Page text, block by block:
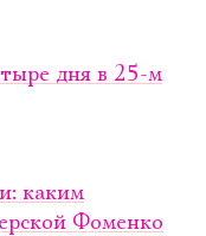
дня в 25-м
каким
Фоменко